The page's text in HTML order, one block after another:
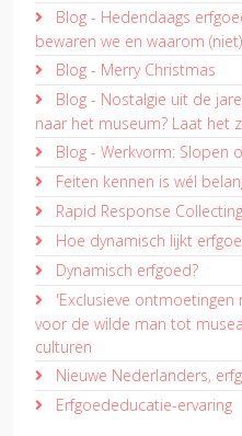
Blog - Hedendaags
bewaren we en waarom
Blog - Merry Christmas
Blog - Nostalgie uit de
naar het museum? Laat het
Blog - Werkvorm: Slopen
Feiten kennen is wél
Rapid Response
Hoe dynamisch lijkt
Dynamisch erfgoed?
'Exclusieve
voor de wilde man tot
culturen
Nieuwe Nederlanders,
Erfgoededucatie-ervaring